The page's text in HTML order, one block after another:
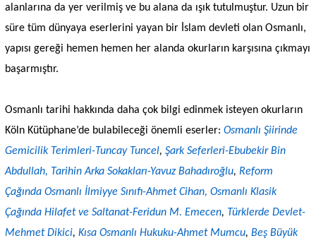
alanlarına da yer verilmiş ve bu alana da ışık tutulmuştur. Uzun bir
süre tüm dünyaya eserlerini yayan bir İslam devleti olan Osmanlı,
yapısı gereği hemen hemen her alanda okurların karşısına çıkmayı
başarmıştır.
Osmanlı tarihi hakkında daha çok bilgi edinmek isteyen okurların
Köln Kütüphane’de bulabileceği önemli eserler: Osmanlı Şiirinde
Gemicilik Terimleri-Tuncay Tuncel, Şark Seferleri-Ebubekir Bin
Abdullah, Tarihin Arka Sokakları-Yavuz Bahadıroğlu, Reform
Çağında Osmanlı İlmiyye Sınıfı-Ahmet Cihan, Osmanlı Klasik
Çağında Hilafet ve Saltanat-Feridun M. Emecen, Türklerde Devlet-
Mehmet Dikici, Kısa Osmanlı Hukuku-Ahmet Mumcu, Beş Büyük